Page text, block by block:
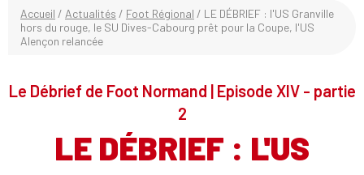
Accueil / Actualités / Foot Régional / LE DÉBRIEF : l'US Granville
hors du rouge, le SU Dives-Cabourg prêt pour la Coupe, l'US
Alençon relancée
Le Débrief de Foot Normand | Episode XIV - partie
2
LE DÉBRIEF : L'US